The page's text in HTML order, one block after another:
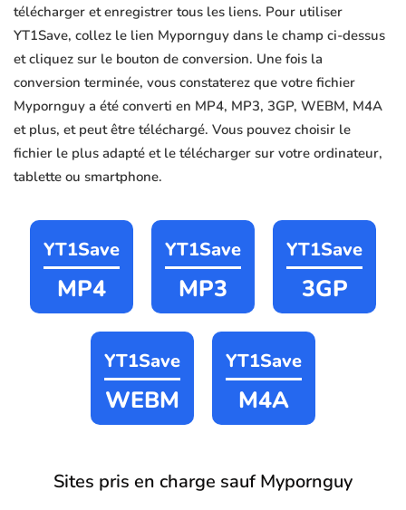
télécharger et enregistrer tous les liens. Pour utiliser
YT1Save, collez le lien Mypornguy dans le champ ci-dessus
et cliquez sur le bouton de conversion. Une fois la
conversion terminée, vous constaterez que votre fichier
Mypornguy a été converti en MP4, MP3, 3GP, WEBM, M4A
et plus, et peut être téléchargé. Vous pouvez choisir le
fichier le plus adapté et le télécharger sur votre ordinateur,
tablette ou smartphone.
YT1Save
MP4
YT1Save
MP3
YT1Save
3GP
YT1Save
WEBM
YT1Save
M4A
Sites pris en charge sauf Mypornguy